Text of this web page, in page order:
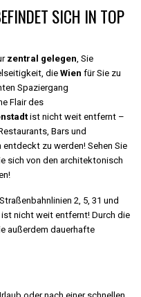
SICH IN TOP
zentral gelegen, Sie
dieWien für Sie zu
Spaziergang
Flair des
ist nicht weit entfernt –
Bars und
zu werden! Sehen Sie
sich von den architektonisch
2, 5, 31 und
nicht weit entfernt! Durch die
außerdem dauerhafte